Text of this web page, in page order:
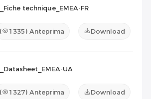
technique_EMEA-FR
( 1335) Anteprima Download
UA
( 1327) Anteprima Download